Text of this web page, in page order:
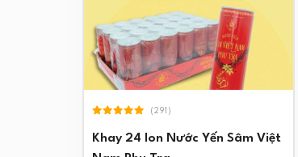
(291)
Khay 24 lon Nước Yến Sâm Việt